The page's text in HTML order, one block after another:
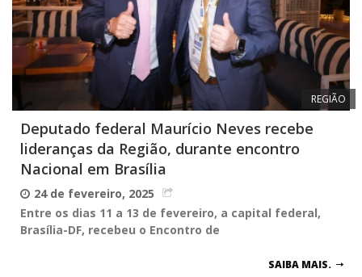
REGIÃO
Deputado federal Maurício Neves recebe
lideranças da Região, durante encontro
Nacional em Brasília
24 de fevereiro, 2025
Entre os dias 11 a 13 de fevereiro, a capital federal,
Brasília-DF, recebeu o Encontro de
SAIBA MAIS.